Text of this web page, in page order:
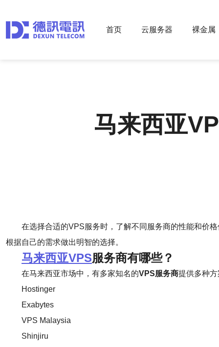
首页 云服务器 裸金属
马来西亚
在选择合适的VPS服务时，了解不同服务商的性能和价
根据自己的需求做出明智的选择。
马来西亚VPS服务商有哪些？
在马来西亚市场中，有多家知名的VPS服务商提供多种
Hostinger
Exabytes
VPS Malaysia
Shinjiru